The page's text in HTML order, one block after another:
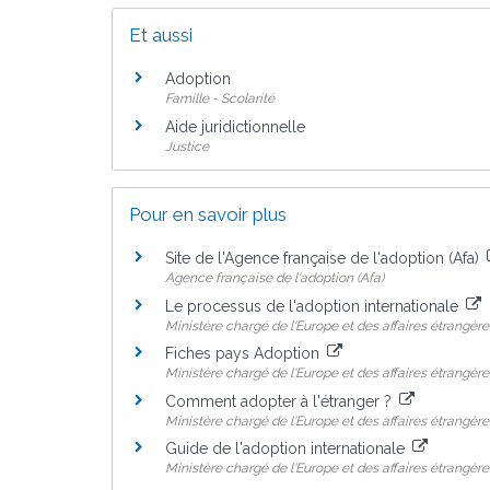
Et aussi
Adoption
Famille - Scolarité
Aide juridictionnelle
Justice
Pour en savoir plus
Site de l'Agence française de l'adoption (Afa)
Agence française de l'adoption (Afa)
Le processus de l'adoption internationale
Ministère chargé de l'Europe et des affaires
Fiches pays Adoption
Ministère chargé de l'Europe et des affaires
Comment adopter à l'étranger ?
Ministère chargé de l'Europe et des affaires
Guide de l'adoption internationale
Ministère chargé de l'Europe et des affaires